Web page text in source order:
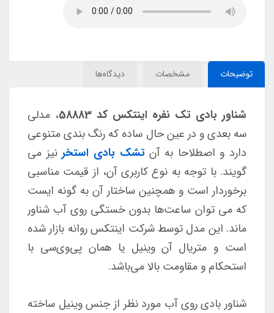
توضیحات مشخصات دیدگاه‌ها
شناور بادی تک نفره اینتکس کد 58883
، مدلی
سه بعدی و در عین حال ساده که رنگ بندی متنوعی
دارد و اصطلاحا به آنتشک بادی استخر نیز می
گویند. با توجه به نوع کاربری آن، از قیمت مناسبی
برخوردار است و همچنین ساختار آن به گونه ایست
که می توان ساعت‌ها بدون خستگی روی آب شناور
ماند. این مدل توسط شرکت اینتکس روانه بازار شده
است و متریال آن وینیل یا همان پی‌وی‌سی با
استحکام و مقاومت بالا می‌باشد.
شناور بادی روی آب مورد نظر از جنس وینیل ساخته